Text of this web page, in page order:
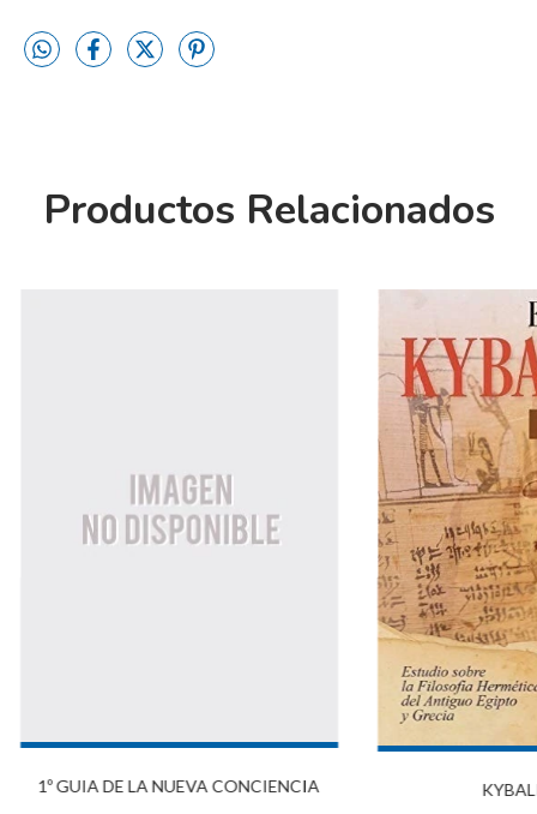
Productos Relacionados
1º GUIA DE LA NUEVA CONCIENCIA